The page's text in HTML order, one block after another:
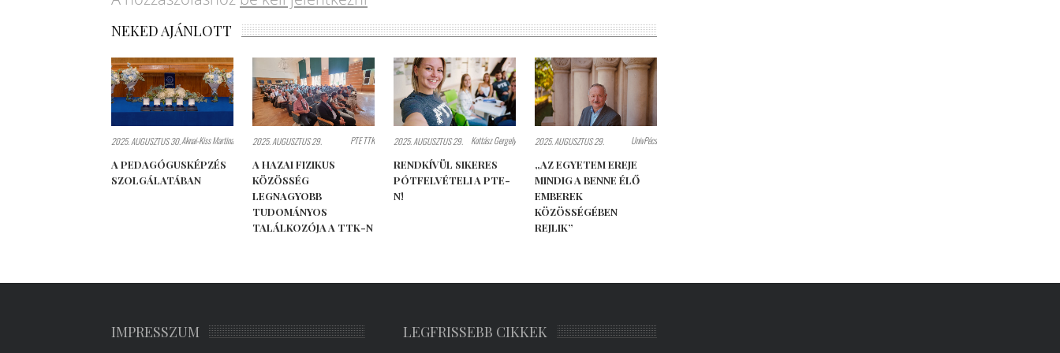
NEKED AJÁNLOTT
2025. AUGUSZTUS 30.Aknai-Kiss Martina
A PEDAGÓGUSKÉPZÉS
SZOLGÁLATÁBAN
2025. AUGUSZTUS 29. PTE TTK
A HAZAI FIZIKUS
KÖZÖSSÉG
LEGNAGYOBB
TUDOMÁNYOS
TALÁLKOZÓJA A TTK-N
2025. AUGUSZTUS 29. Kottász Gergely
RENDKÍVÜL SIKERES
PÓTFELVÉTELI A PTE-
N!
2025. AUGUSZTUS 29. UnivPécs
„AZ EGYETEM EREJE
MINDIG A BENNE ÉLŐ
EMBEREK
KÖZÖSSÉGÉBEN
REJLIK”
IMPRESSZUM LEGFRISSEBB CIKKEK